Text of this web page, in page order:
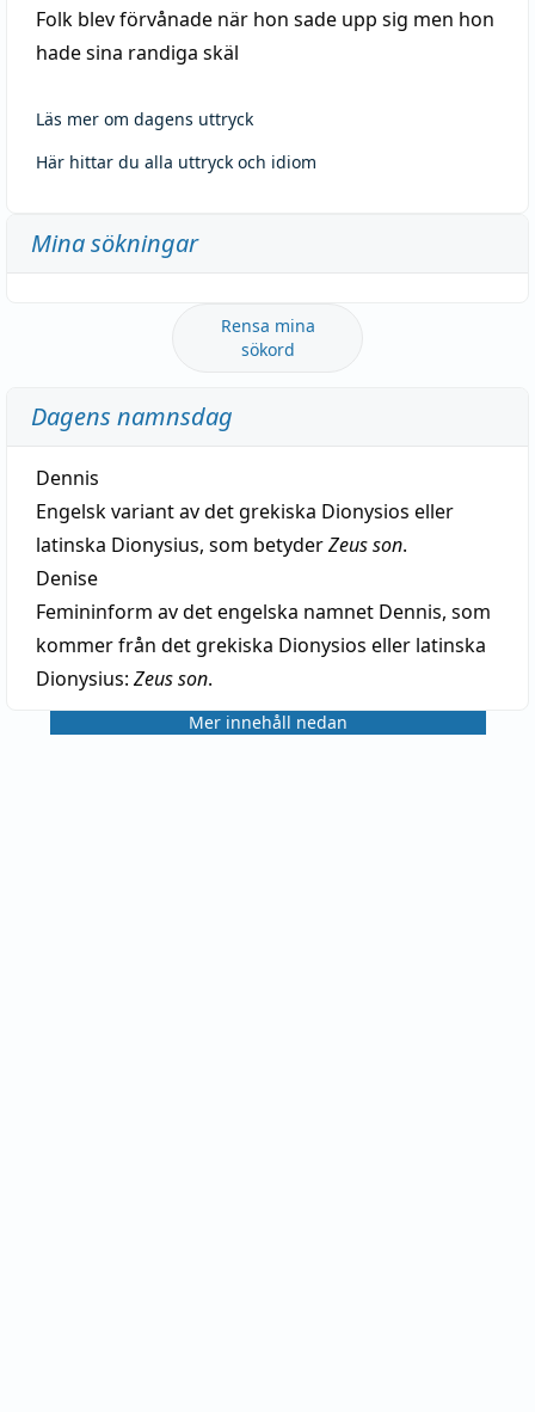
Folk blev förvånade när hon sade upp sig men hon
hade sina randiga skäl
Läs mer om dagens uttryck
Här hittar du alla uttryck och idiom
Mina sökningar
Rensa mina
sökord
Dagens namnsdag
Dennis
Engelsk variant av det grekiska Dionysios eller
latinska Dionysius, som betyderZeus son.
Denise
Femininform av det engelska namnet Dennis, som
kommer från det grekiska Dionysios eller latinska
Dionysius: Zeus son.
Mer innehåll nedan